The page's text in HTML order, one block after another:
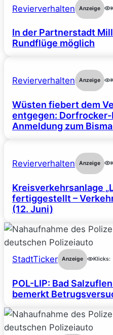
Revierverhalten Anzeige
In der Partnerstadt
Rundflüge möglich
Revierverhalten Anzeige
Wüsten fiebert dem
entgegen:
Anmeldung zum
Revierverhalten Anzeige
Kreisverkehrsanlage
fertiggestellt –
(12. Juni)
StadtTicker Anzeige Klicks:
POL-LIP: Bad
bemerkt